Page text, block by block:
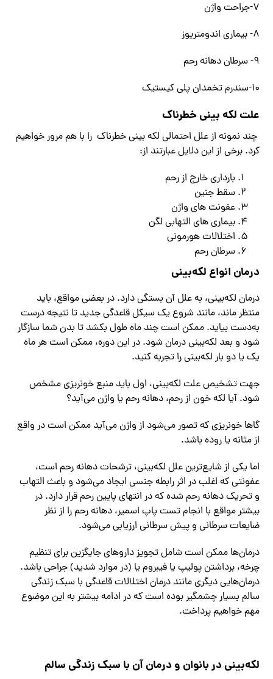
۷-جراحت واژن
۸- بیماری اندومتریوز
۹- سرطان دهانه رحم
۱۰-سندرم تخمدان پلی کیستیک
علت لکه بینی خطرناک
چند نمونه از علل احتمالی لکه بینی خطرناک را با هم مرور خواهیم
کرد. برخی از این دلایل عبارتند از:
بارداری خارج از رحم
سقط جنین
عفونت های واژن
بیماری های التهابی لگن
اختلالات هورمونی
سرطان رحم
درمان انواع لکه‌بینی
درمان لکه‌بینی، به علل آن بستگی دارد. در بعضی مواقع، باید
منتظر ماند، مانند شروع یک سیکل قاعدگی جدید تا نتیجه درست
به‌دست بیاید. ممکن است چند ماه طول بکشد تا بدن شما سازگار
شود و بعد لکه‌بینی درمان شود. در این دوره، ممکن است هر ماه
یک یا دو بار لکه‌بینی را تجربه کنید.
جهت تشخیص علت لکه‌بینی، اول باید منبع خونریزی مشخص
شود. آیا لکه خون از رحم، دهانه رحم یا واژن می‌آید؟
گاها خونریزی که تصور می‌شود از واژن می‌آید ممکن است در واقع
از مثانه یا روده باشد.
اما یکی از شایع‌ترین علل لکه‌بینی، ترشحات دهانه رحم است،
عفونتی که اغلب در اثر رابطه جنسی ایجاد می‌شود و باعث التهاب
و تحریک دهانه رحم شده که در انتهای پایین رحم قرار دارد. در
بیشتر مواقع با انجام تست پاپ اسمیر، دهانه رحم را از نظر
ضایعات سرطانی و پیش سرطانی ارزیابی می‌شود.
درمان‌ها ممکن است شامل تجویز داروهای جایگزین برای تنظیم
چرخه، برداشتن پولیپ یا فیبروم یا (در موارد شدید) جراحی باشد.
درمان‌هایی دیگری مانند درمان اختلالات قاعدگی با سبک زندگی
سالم بسیار چشمگیر بوده است که در ادامه بیشتر به این موضوع
مهم خواهیم پرداخت.
لکه‌بینی در بانوان و درمان آن با سبک زندگی سالم